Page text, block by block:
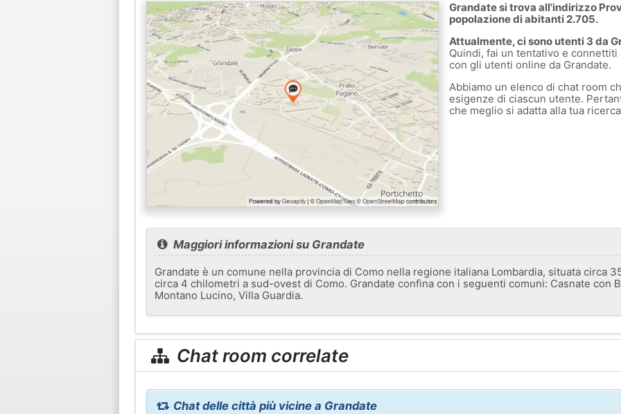
Grandate si trova all'indirizzo
popolazione di abitanti 2.705.
Attualmente, ci sono utenti 3 da
Quindi, fai un tentativo e
con gli utenti online da Grandate.
Abbiamo un elenco di chat room
esigenze di ciascun utente.
che meglio si adatta alla tua
Maggiori informazioni su Grandate
Grandate è un comune nella provincia di Como nella regione italiana Lombardia, situata circa
circa 4 chilometri a sud-ovest di Como. Grandate confina con i seguenti comuni: Casnate con
Montano Lucino, Villa Guardia.
Chat room correlate
Chat delle città più vicine a Grandate